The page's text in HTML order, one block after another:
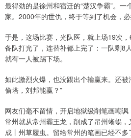
最得劲的是徐州和宿迁的“楚汉争霸”。一
家。2000年的世仇，终于等到了机会，必
于是，这场比赛，光队医，就上场19次
备队打光了，连替补都上完了：一队剩8
就有一人被踢下场。
如此激烈火爆，也没踢出个输赢来。还
偷塔，刘邦能赢？”
网友们毫不留情，开启地狱级削笔画嘲讽
常州就从常州霸王龙，削成了吊州蜥蜴
成丨州草履虫。留给常州的笔画已经不多